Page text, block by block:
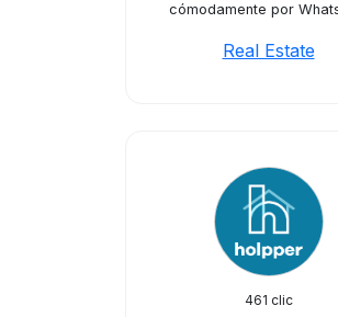
cómodamente por
Real Estate
461 clic